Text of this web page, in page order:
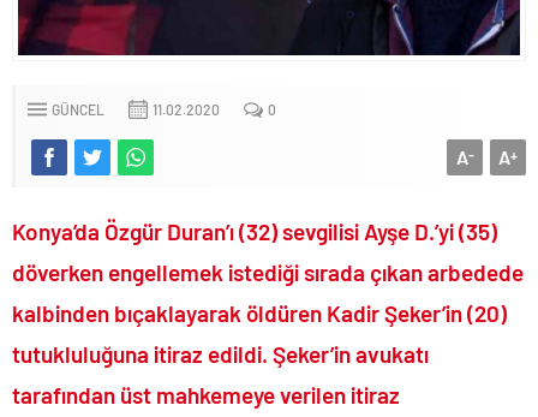
Fenerbahçe Konyaspor maçında F-16 ile gövde gösterisi yapan
paşa emekliye sevk edildi!.
Bay Kemal gibi şimdiden “İktidar Olamazsam İstifa Ederim” gazları
ABD’de de 25 eyalet Trump yönetimine karşı dava açtı!.
görevden uzaklaştırıldı!.
İngilizler 12. adamları Özgür Özel’i hazırlama telâşına düştü!.
Uğur Mumcu dosyası 33 yıl sonra yeniden açılıyor..
GÜNCEL 11.02.2020 0
A+
A-
Konya’da Özgür Duran’ı (32) sevgilisi Ayşe D.’yi (35)
döverken engellemek istediği sırada çıkan arbedede
kalbinden bıçaklayarak öldüren Kadir Şeker’in (20)
tutukluluğuna itiraz edildi. Şeker’in avukatı
tarafından üst mahkemeye verilen itiraz